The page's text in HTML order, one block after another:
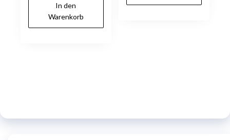
In den
Warenkorb